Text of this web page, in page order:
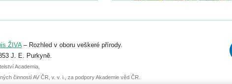
se můžete do 6. září.
přednášky nebo
30. června.
ŽIVA– Rozhled v oboru veškeré přírody.
J. E. Purkyně.
Academia,
činností AV ČR, v. v. i., za podpory Akademie věd ČR.